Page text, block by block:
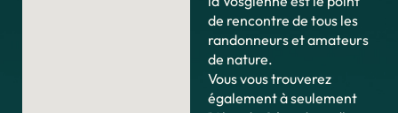
de rencontre de tous les
randonneurs et amateurs
de nature.
Vous vous trouverez
également à seulement